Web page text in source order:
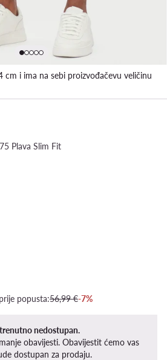
cm i ima na sebi proizvođačevu veličinu
Plava Slim Fit
popusta:56,99 €-7%
nedostupan.
obavijesti. Obavijestit ćemo vas
dostupan za prodaju.